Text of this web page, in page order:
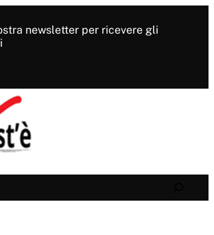
newsletter per ricevere gli